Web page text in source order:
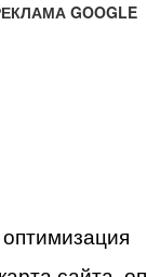
GOOGLE